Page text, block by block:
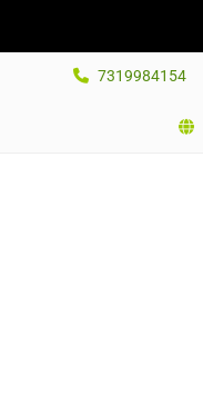
7319984154